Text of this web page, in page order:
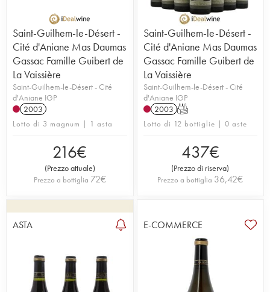
Saint-Guilhem-le-Désert -
Cité d'Aniane Mas Daumas
Gassac Famille Guibert de
La Vaissière
Saint-Guilhem-le-Désert - Cité
d'Aniane IGP
2003
Lotto di 3 magnum | 1 asta
216€
(Prezzo attuale)
Prezzo a bottiglia 72€
Saint-Guilhem-le-Désert -
Cité d'Aniane Mas Daumas
Gassac Famille Guibert de
La Vaissière
Saint-Guilhem-le-Désert - Cité
d'Aniane IGP
2003 T
Lotto di 12 bottiglie | 0 aste
437€
(Prezzo di riserva)
Prezzo a bottiglia 36,42€
ASTA E-COMMERCE